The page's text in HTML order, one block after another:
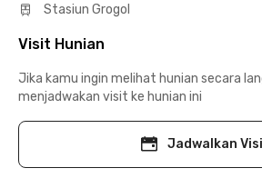
Stasiun Grogol
Visit Hunian
Jika kamu ingin melihat hunian secara
menjadwakan visit ke hunian ini
Jadwalkan